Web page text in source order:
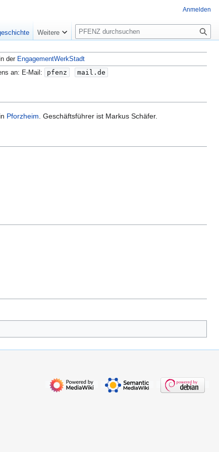
der EngagementWerkStadt
an: E-Mail:
pfenz mail.de
Pforzheim . Geschäftsführer ist Markus Schäfer.
Anmelden
Weitere
S
u
c
h
e